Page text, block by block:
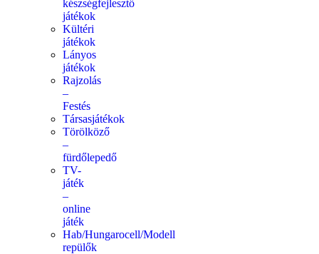
készségfejlesztő
játékok
Kültéri
játékok
Lányos
játékok
Rajzolás
–
Festés
Társasjátékok
Törölköző
–
fürdőlepedő
TV-
játék
–
online
játék
Hab/Hungarocell/Modell
repülők